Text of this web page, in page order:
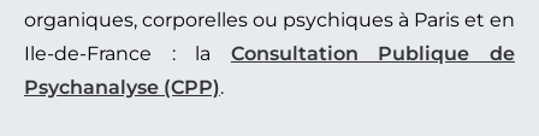
organiques, corporelles ou psychiques à Paris et en
Ile-de-France : la Consultation Publique de
Psychanalyse (CPP).